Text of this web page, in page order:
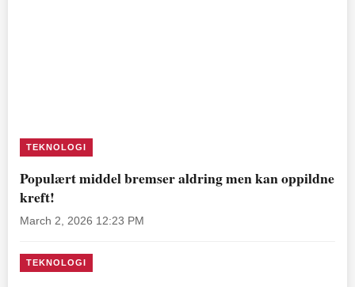
TEKNOLOGI
Populært middel bremser aldring men kan oppildne
kreft!
March 2, 2026 12:23 PM
TEKNOLOGI